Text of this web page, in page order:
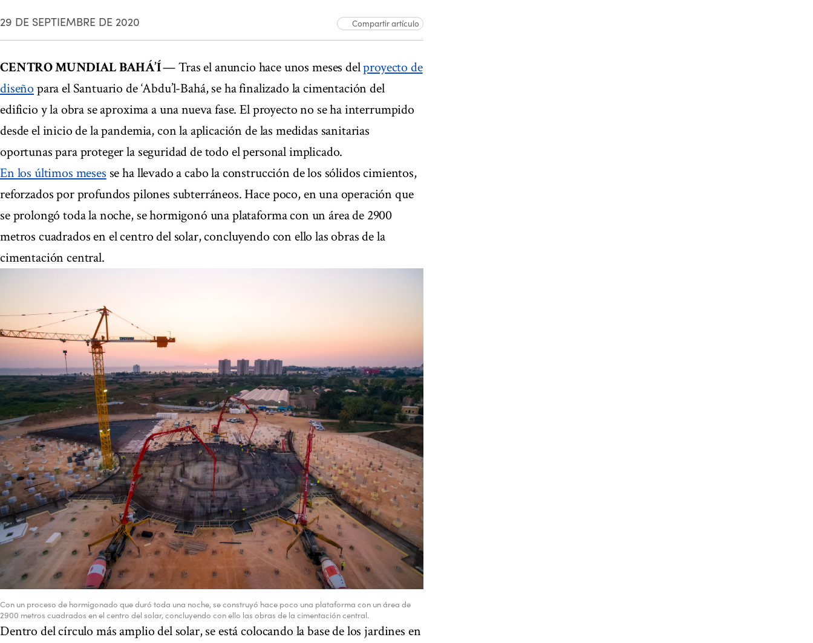
29 DE SEPTIEMBRE DE 2020 Compartir artículo
CENTRO MUNDIAL BAHÁ’Í— Tras el anuncio hace unos meses delproyecto de
diseñopara el Santuario de ‘Abdu’l-Bahá, se ha finalizado la cimentación del
edificio y la obra se aproxima a una nueva fase. El proyecto no se ha interrumpido
desde el inicio de la pandemia, con la aplicación de las medidas sanitarias
oportunas para proteger la seguridad de todo el personal implicado.
En los últimos meses se ha llevado a cabo la construcción de los sólidos cimientos,
reforzados por profundos pilones subterráneos. Hace poco, en una operación que
se prolongó toda la noche, se hormigonó una plataforma con un área de 2900
metros cuadrados en el centro del solar, concluyendo con ello las obras de la
cimentación central.
Con un proceso de hormigonado que duró toda una noche, se construyó hace poco una plataforma con un área de
2900 metros cuadrados en el centro del solar, concluyendo con ello las obras de la cimentación central.
Dentro del círculo más amplio del solar, se está colocando la base de los jardines en